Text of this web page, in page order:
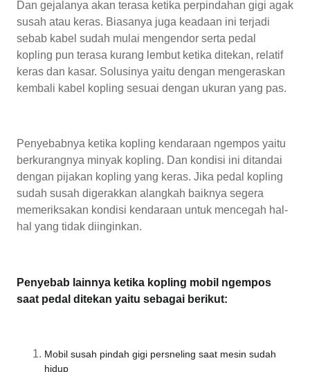
Dan gejalanya akan terasa ketika perpindahan gigi agak
susah atau keras. Biasanya juga keadaan ini terjadi
sebab kabel sudah mulai mengendor serta pedal
kopling pun terasa kurang lembut ketika ditekan, relatif
keras dan kasar. Solusinya yaitu dengan mengeraskan
kembali kabel kopling sesuai dengan ukuran yang pas.
Penyebabnya ketika kopling kendaraan ngempos yaitu
berkurangnya minyak kopling. Dan kondisi ini ditandai
dengan pijakan kopling yang keras. Jika pedal kopling
sudah susah digerakkan alangkah baiknya segera
memeriksakan kondisi kendaraan untuk mencegah hal-
hal yang tidak diinginkan.
Penyebab lainnya ketika kopling mobil ngempos
saat pedal ditekan yaitu sebagai berikut:
Mobil susah pindah gigi persneling saat mesin sudah
hidup